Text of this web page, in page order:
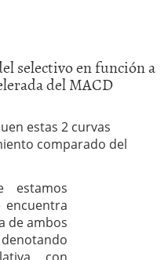
selectivo en función a
del MACD
estas 2 curvas
comparado del
estamos
encuentra
de ambos